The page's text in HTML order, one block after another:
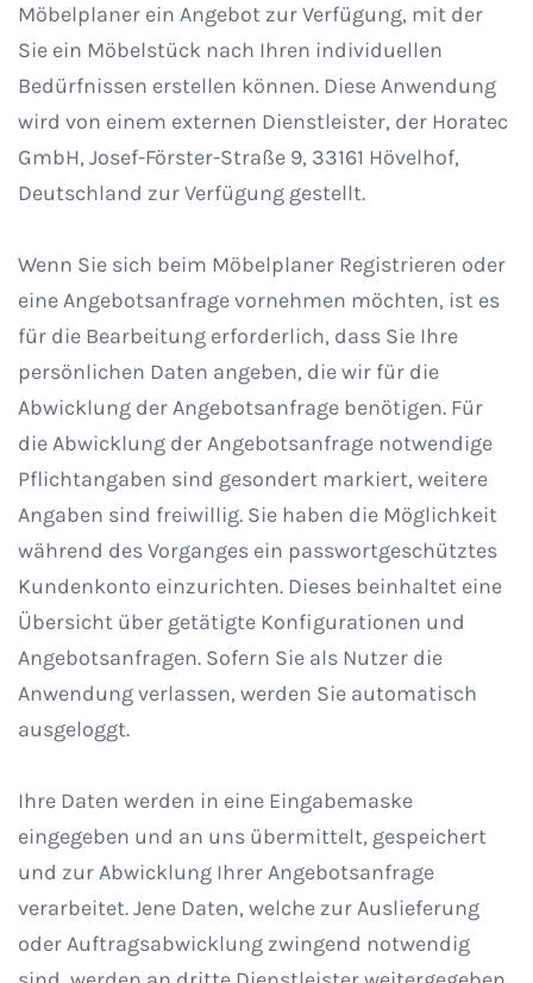
Möbelplaner ein Angebot zur Verfügung, mit der
Sie ein Möbelstück nach Ihren individuellen
Bedürfnissen erstellen können. Diese Anwendung
wird von einem externen Dienstleister, der Horatec
GmbH, Josef-Förster-Straße 9, 33161 Hövelhof,
Deutschland zur Verfügung gestellt.
Wenn Sie sich beim Möbelplaner Registrieren oder
eine Angebotsanfrage vornehmen möchten, ist es
für die Bearbeitung erforderlich, dass Sie Ihre
persönlichen Daten angeben, die wir für die
Abwicklung der Angebotsanfrage benötigen. Für
die Abwicklung der Angebotsanfrage notwendige
Pflichtangaben sind gesondert markiert, weitere
Angaben sind freiwillig. Sie haben die Möglichkeit
während des Vorganges ein passwortgeschütztes
Kundenkonto einzurichten. Dieses beinhaltet eine
Übersicht über getätigte Konfigurationen und
Angebotsanfragen. Sofern Sie als Nutzer die
Anwendung verlassen, werden Sie automatisch
ausgeloggt.
Ihre Daten werden in eine Eingabemaske
eingegeben und an uns übermittelt, gespeichert
und zur Abwicklung Ihrer Angebotsanfrage
verarbeitet. Jene Daten, welche zur Auslieferung
oder Auftragsabwicklung zwingend notwendig